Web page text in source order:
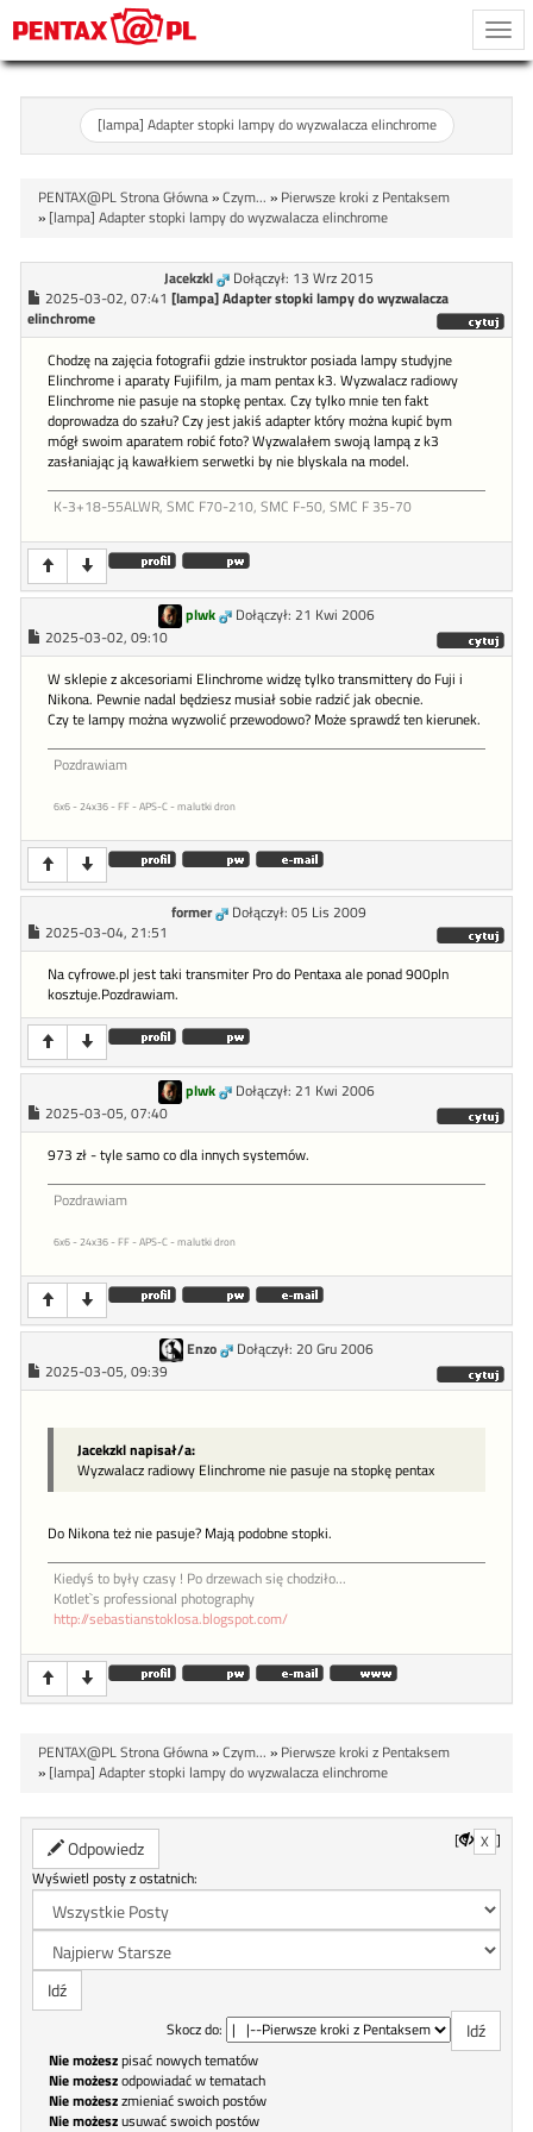
[lampa] Adapter stopki lampy do wyzwalacza elinchrome
PENTAX@PL Strona Główna»Czym... » Pierwsze kroki z Pentaksem
» [lampa] Adapter stopki lampy do wyzwalacza elinchrome
Jacekzkl
Dołączył: 13 Wrz 2015
2025-03-02, 07:41 [lampa] Adapter stopki lampy do wyzwalacza
elinchrome
Chodzę na zajęcia fotografii gdzie instruktor posiada lampy studyjne
Elinchrome i aparaty Fujifilm, ja mam pentax k3. Wyzwalacz radiowy
Elinchrome nie pasuje na stopkę pentax. Czy tylko mnie ten fakt
doprowadza do szału? Czy jest jakiś adapter który można kupić bym
mógł swoim aparatem robić foto? Wyzwalałem swoją lampą z k3
zasłaniając ją kawałkiem serwetki by nie blyskala na model.
K-3+18-55ALWR, SMC F70-210, SMC F-50, SMC F 35-70
plwk
Dołączył: 21 Kwi 2006
2025-03-02, 09:10
W sklepie z akcesoriami Elinchrome widzę tylko transmittery do Fuji i
Nikona. Pewnie nadal będziesz musiał sobie radzić jak obecnie.
Czy te lampy można wyzwolić przewodowo? Może sprawdź ten kierunek.
Pozdrawiam
6x6 - 24x36 - FF - APS-C - malutki dron
former
Dołączył: 05 Lis 2009
2025-03-04, 21:51
Na cyfrowe.pl jest taki transmiter Pro do Pentaxa ale ponad 900pln
kosztuje.Pozdrawiam.
plwk
Dołączył: 21 Kwi 2006
2025-03-05, 07:40
973 zł - tyle samo co dla innych systemów.
Pozdrawiam
6x6 - 24x36 - FF - APS-C - malutki dron
Enzo
Dołączył: 20 Gru 2006
2025-03-05, 09:39
Jacekzkl napisał/a:
Wyzwalacz radiowy Elinchrome nie pasuje na stopkę pentax
Do Nikona też nie pasuje? Mają podobne stopki.
Kiedyś to były czasy ! Po drzewach się chodziło...
Kotlet`s professional photography
http://sebastianstoklosa.blogspot.com/
PENTAX@PL Strona Główna»Czym... » Pierwsze kroki z Pentaksem
» [lampa] Adapter stopki lampy do wyzwalacza elinchrome
Odpowiedz [ X ]
Wyświetl posty z ostatnich:
Skocz do:
Nie możeszpisać nowych tematów
Nie możeszodpowiadać w tematach
Nie możeszzmieniać swoich postów
Nie możeszusuwać swoich postów